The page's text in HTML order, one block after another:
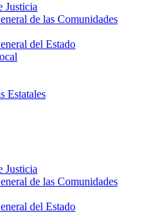
Justicia
de las Comunidades
del Estado
Estatales
Justicia
de las Comunidades
del Estado